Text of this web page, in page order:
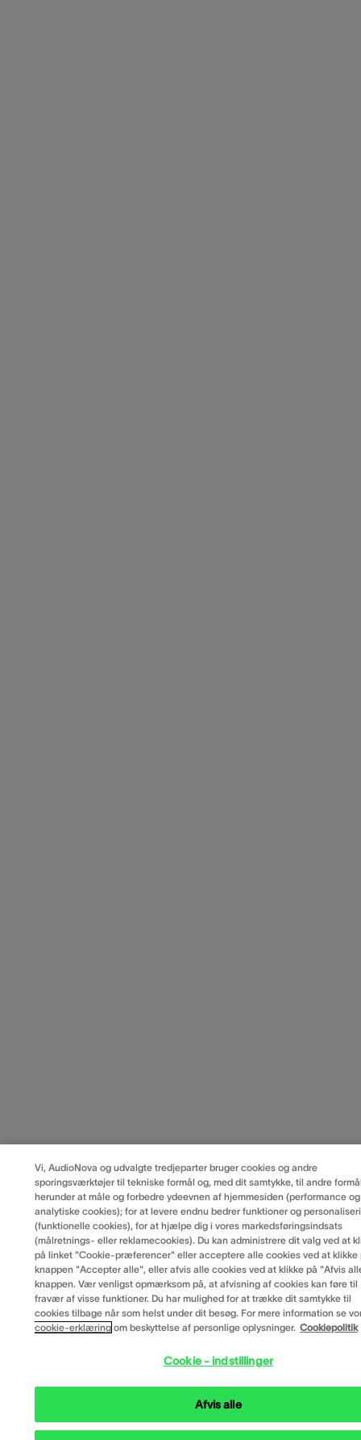
Vi, AudioNova og udvalgte tredjeparter bruger cookies og andre
sporingsværktøjer til tekniske formål og, med dit samtykke, til andre
herunder at måle og forbedre ydeevnen af hjemmesiden (performance og
analytiske cookies); for at levere endnu bedrer funktioner og
(funktionelle cookies), for at hjælpe dig i vores markedsføringsindsats
(målretnings- eller reklamecookies). Du kan administrere dit valg ved at
på linket "Cookie-præferencer" eller acceptere alle cookies ved at klikke
knappen "Accepter alle", eller afvis alle cookies ved at klikke på "Afvis
knappen. Vær venligst opmærksom på, at afvisning af cookies kan føre til
fravær af visse funktioner. Du har mulighed for at trække dit samtykke til
cookies tilbage når som helst under dit besøg. For mere information se
cookie-erklæring om beskyttelse af personlige oplysninger. Cookiepolitik
Cookie - indstillinger
Afvis alle